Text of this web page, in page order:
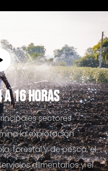
a 16 horas
sectores
la explotación
forestal y de pesca, el
alimentarios y el